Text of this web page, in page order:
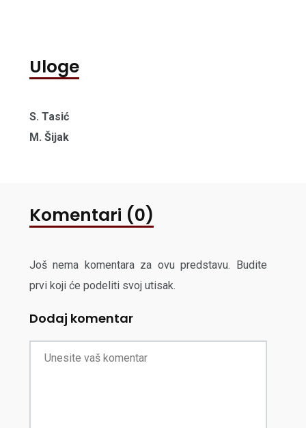
Uloge
S. Tasić
M. Šijak
Komentari (0)
Još nema komentara za ovu predstavu. Budite
prvi koji će podeliti svoj utisak.
Dodaj komentar